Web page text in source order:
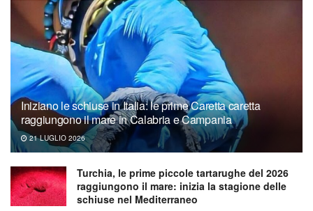
Iniziano le schiuse in Italia: le prime Caretta caretta
raggiungono il mare in Calabria e Campania
21 LUGLIO 2026
Turchia, le prime piccole tartarughe del 2026
raggiungono il mare: inizia la stagione delle
schiuse nel Mediterraneo